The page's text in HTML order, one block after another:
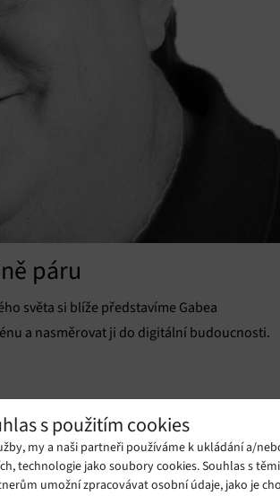
s použitím cookies
my a naši partneři používáme k ukládání a/
technologie jako soubory cookies. Souhlas s
umožní zpracovávat osobní údaje, jako je
páru
světa si blíže představíme Gabea
a nasměrovat ji do digitální budoucnosti.